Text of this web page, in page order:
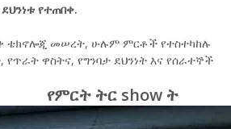
የተጠበቀ.
ቴክኖሎጂ መሠረት, ሁሉም ምርቶች የተስተካከሉ
የጥራት ዋስትና, የግንባታ ደህንነት እና የሰራተኞች
show ት